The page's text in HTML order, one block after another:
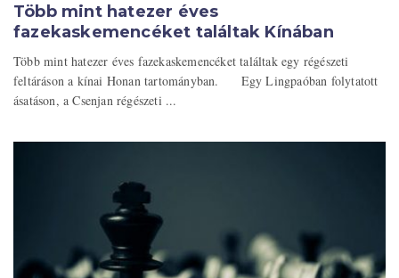
Több mint hatezer éves
fazekaskemencéket találtak Kínában
Több mint hatezer éves fazekaskemencéket találtak egy régészeti
feltáráson a kínai Honan tartományban. Egy Lingpaóban folytatott
ásatáson, a Csenjan régészeti ...